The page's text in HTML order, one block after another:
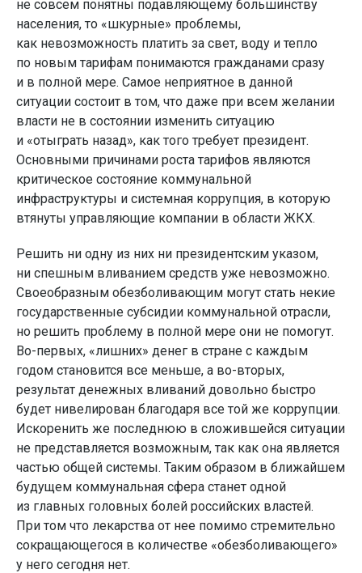
не совсем понятны подавляющему большинству
населения, то «шкурные» проблемы,
как невозможность платить за свет, воду и тепло
по новым тарифам понимаются гражданами сразу
и в полной мере. Самое неприятное в данной
ситуации состоит в том, что даже при всем желании
власти не в состоянии изменить ситуацию
и «отыграть назад», как того требует президент.
Основными причинами роста тарифов являются
критическое состояние коммунальной
инфраструктуры и системная коррупция, в которую
втянуты управляющие компании в области ЖКХ.
Решить ни одну из них ни президентским указом,
ни спешным вливанием средств уже невозможно.
Своеобразным обезболивающим могут стать некие
государственные субсидии коммунальной отрасли,
но решить проблему в полной мере они не помогут.
Во-первых, «лишних» денег в стране с каждым
годом становится все меньше, а во-вторых,
результат денежных вливаний довольно быстро
будет нивелирован благодаря все той же коррупции.
Искоренить же последнюю в сложившейся ситуации
не представляется возможным, так как она является
частью общей системы. Таким образом в ближайшем
будущем коммунальная сфера станет одной
из главных головных болей российских властей.
При том что лекарства от нее помимо стремительно
сокращающегося в количестве «обезболивающего»
у него сегодня нет.